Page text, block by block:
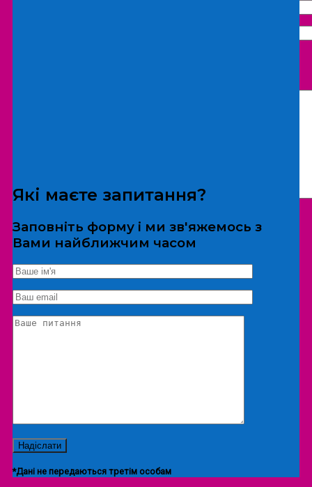
*Дані не передаються третім особам
Екскурсія/локація
Які маєте запитання?
Заповніть форму і ми зв'яжемось з
Вами найближчим часом
*Дані не передаються третім особам